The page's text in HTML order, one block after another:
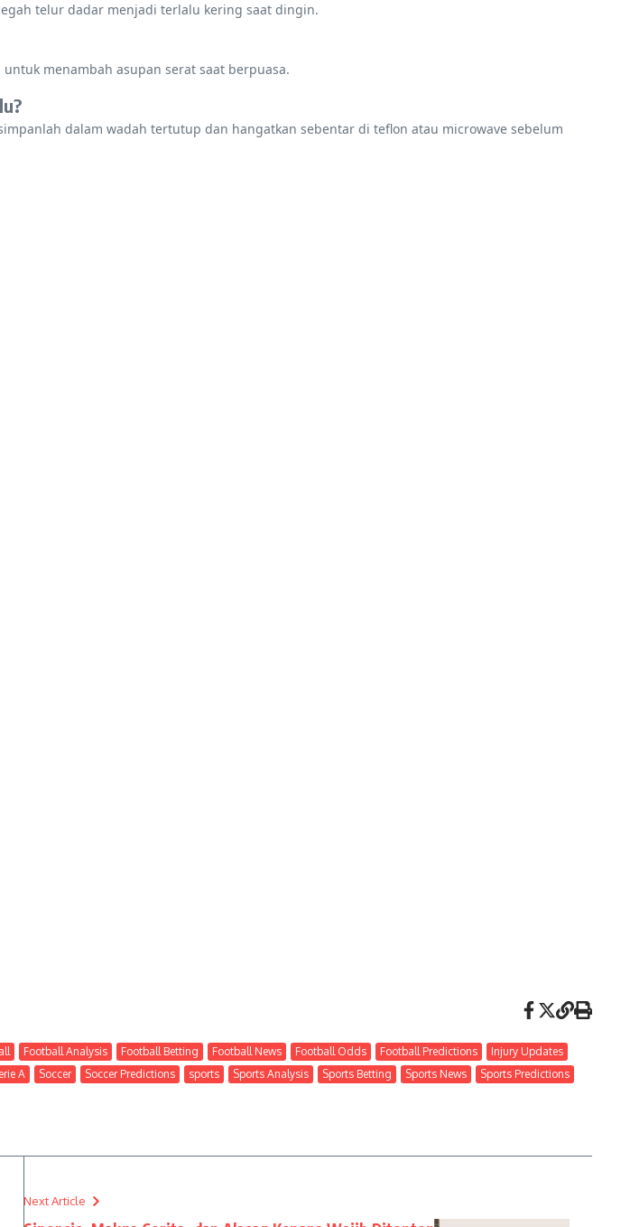
telur dadar menjadi terlalu kering saat dingin.
menambah asupan serat saat berpuasa.
dalam wadah tertutup dan hangatkan sebentar di teflon atau microwave sebelum
Football Analysis Football Betting Football News Football Odds Football Predictions
Injury Updates
A Soccer Soccer Predictions sports Sports Analysis Sports Betting Sports News
Sports Predictions
Next Article